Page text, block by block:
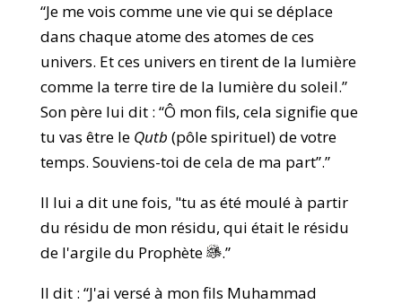
“Je me vois comme une vie qui se déplace
dans chaque atome des atomes de ces
univers. Et ces univers en tirent de la lumière
comme la terre tire de la lumière du soleil.”
Son père lui dit : “Ô mon fils, cela signifie que
tu vas être le Qutb (pôle spirituel) de votre
temps. Souviens-toi de cela de ma part”.”
Il lui a dit une fois, "tu as été moulé à partir
du résidu de mon résidu, qui était le résidu
de l'argile du Prophète
.”
Il dit : “J'ai versé à mon fils Muhammad